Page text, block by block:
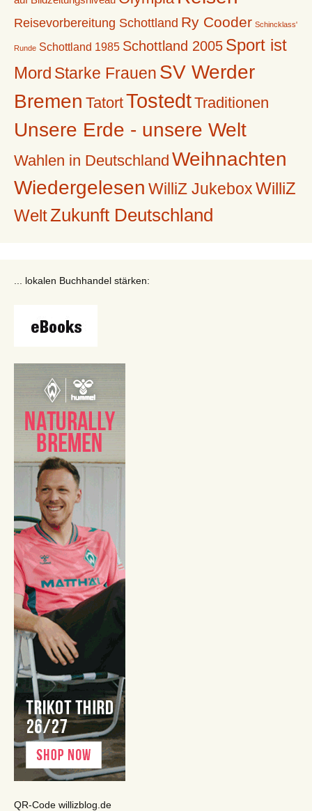
Reisevorbereitung Schottland Ry Cooder Schincklass'
Runde Schottland 1985 Schottland 2005 Sport ist
Mord Starke Frauen SV Werder
Bremen TatortTostedtTraditionen
Unsere Erde - unsere Welt
Wahlen in Deutschland Weihnachten
Wiedergelesen WilliZ Jukebox WilliZ
WeltZukunft Deutschland
... lokalen Buchhandel stärken:
QR-Code willizblog.de